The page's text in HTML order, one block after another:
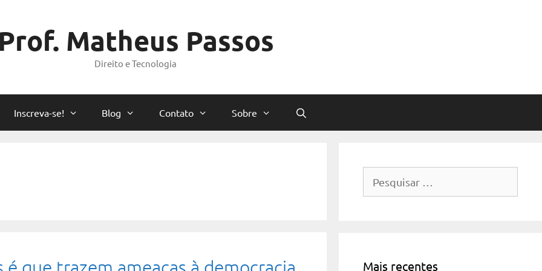
Prof. Matheus Passos
Direito e Tecnologia
Inscreva-se! Blog Contato Sobre
por:
Mais recentes